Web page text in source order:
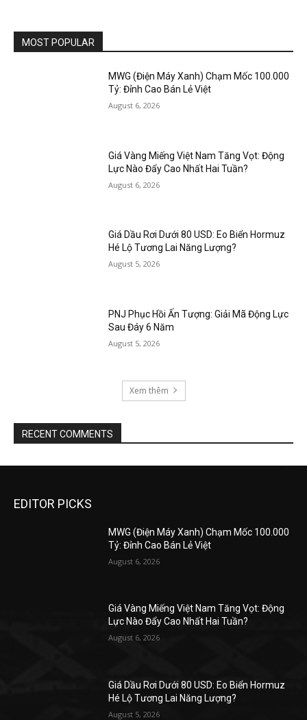
MOST POPULAR
MWG (Điện Máy Xanh) Chạm Mốc 100.000
Tỷ: Đỉnh Cao Bán Lẻ Việt
August 6, 2026
Giá Vàng Miếng Việt Nam Tăng Vọt: Động
Lực Nào Đẩy Cao Nhất Hai Tuần?
August 6, 2026
Giá Dầu Rơi Dưới 80 USD: Eo Biển Hormuz
Hé Lộ Tương Lai Năng Lượng?
August 5, 2026
PNJ Phục Hồi Ấn Tượng: Giải Mã Động Lực
Sau Đáy 6 Năm
August 5, 2026
Xem thêm
RECENT COMMENTS
EDITOR PICKS
MWG (Điện Máy Xanh) Chạm Mốc 100.000
Tỷ: Đỉnh Cao Bán Lẻ Việt
August 6, 2026
Giá Vàng Miếng Việt Nam Tăng Vọt: Động
Lực Nào Đẩy Cao Nhất Hai Tuần?
August 6, 2026
Giá Dầu Rơi Dưới 80 USD: Eo Biển Hormuz
Hé Lộ Tương Lai Năng Lượng?
August 5, 2026